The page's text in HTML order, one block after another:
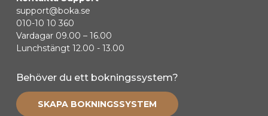
support@boka.se
010-10 10 360
Vardagar 09.00 – 16.00
Lunchstängt 12.00 - 13.00
Behöver du ett bokningssystem?
SKAPA BOKNINGSSYSTEM